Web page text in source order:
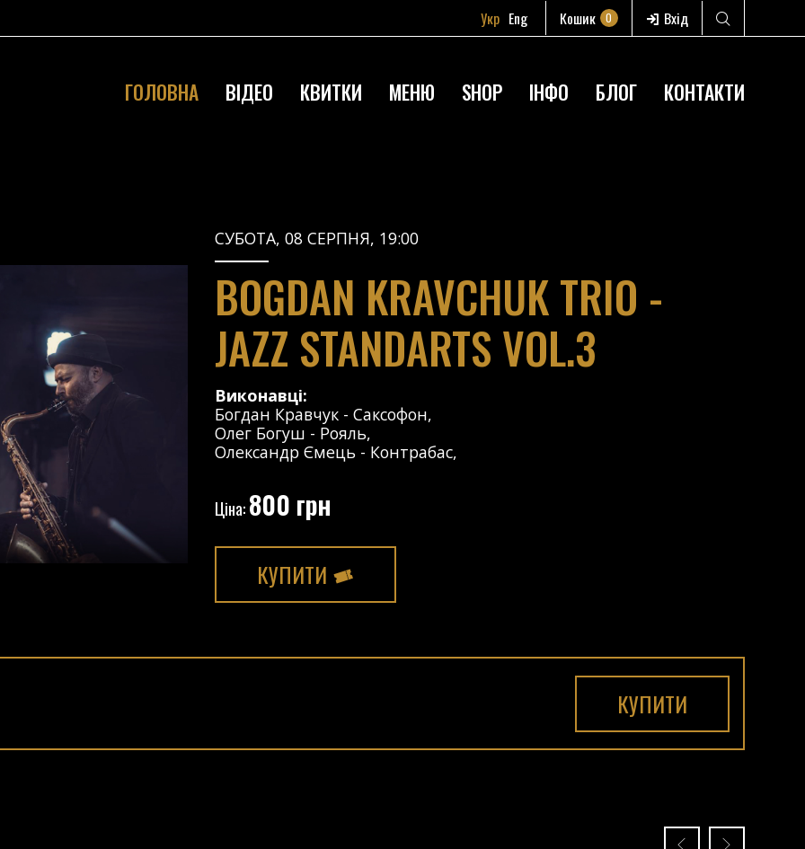
Укр Eng Кошик 0 Вхід
ГОЛОВНА ВІДЕО КВИТКИ МЕНЮ SHOP ІНФО БЛОГ КОНТАКТИ
СУБОТА, 08 СЕРПНЯ, 19:00
BOGDAN KRAVCHUK TRIO -
JAZZ STANDARTS VOL.3
Виконавці:
Богдан Кравчук - Саксофон,
Олег Богуш - Рояль,
Олександр Ємець - Контрабас,
Ціна:800 грн
КУПИТИ
КУПИТИ